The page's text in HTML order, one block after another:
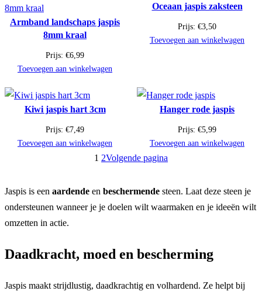
Armband landschaps jaspis
8mm kraal
Prijs: €6,99
Toevoegen aan winkelwagen
Oceaan jaspis zaksteen
Prijs: €3,50
Toevoegen aan winkelwagen
Kiwi jaspis hart 3cm
Prijs: €7,49
Toevoegen aan winkelwagen
Hanger rode jaspis
Prijs: €5,99
Toevoegen aan winkelwagen
1 2Volgende pagina
Jaspis is een aardende en beschermende steen. Laat deze steen je
ondersteunen wanneer je je doelen wilt waarmaken en je ideeën wilt
omzetten in actie.
Daadkracht, moed en bescherming
Jaspis maakt strijdlustig, daadkrachtig en volhardend. Ze helpt bij